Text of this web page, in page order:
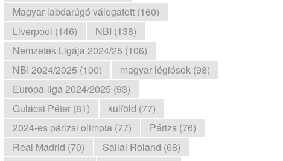
Magyar labdarúgó válogatott (160)
Liverpool (146)
NBI (138)
Nemzetek Ligája 2024/25 (106)
NBI 2024/2025 (100)
magyar légiósok (98)
Európa-liga 2024/2025 (93)
Gulácsi Péter (81)
külföld (77)
2024-es párizsi olimpia (77)
Párizs (76)
Real Madrid (70)
Sallai Roland (68)